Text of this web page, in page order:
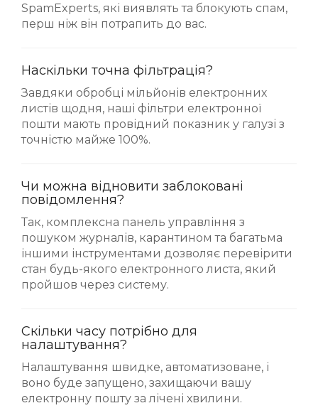
SpamExperts, які виявлять та блокують спам,
перш ніж він потрапить до вас.
Наскільки точна фільтрація?
Завдяки обробці мільйонів електронних
листів щодня, наші фільтри електронної
пошти мають провідний показник у галузі з
точністю майже 100%.
Чи можна відновити заблоковані
повідомлення?
Так, комплексна панель управління з
пошуком журналів, карантином та багатьма
іншими інструментами дозволяє перевірити
стан будь-якого електронного листа, який
пройшов через систему.
Скільки часу потрібно для
налаштування?
Налаштування швидке, автоматизоване, і
воно буде запущено, захищаючи вашу
електронну пошту за лічені хвилини.